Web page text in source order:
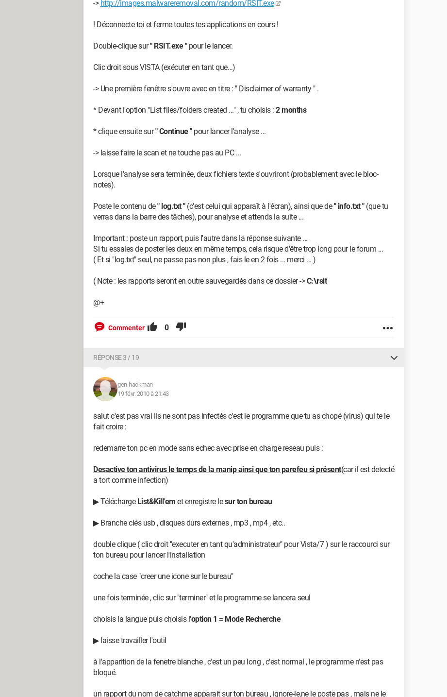
-> http://images.malwareremoval.com/random/RSIT.exe
! Déconnecte toi et ferme toutes tes applications en cours !
Double-clique sur" RSIT.exe " pour le lancer.
Clic droit sous VISTA (exécuter en tant que…)
-> Une première fenêtre s'ouvre avec en titre : " Disclaimer of warranty " .
* Devant l'option "List files/folders created ..." , tu choisis : 2 months
* clique ensuite sur" Continue " pour lancer l'analyse ...
-> laisse faire le scan et ne touche pas au PC ...
Lorsque l'analyse sera terminée, deux fichiers texte s'ouvriront (probablement avec le bloc-
notes).
Poste le contenu de" log.txt " (c'est celui qui apparaît à l'écran), ainsi que de" info.txt " (que tu
verras dans la barre des tâches), pour analyse et attends la suite ...
Important : poste un rapport, puis l'autre dans la réponse suivante ...
Si tu essaies de poster les deux en même temps, cela risque d'être trop long pour le forum ...
( Et si "log.txt" seul, ne passe pas non plus , fais le en 2 fois ... merci ... )
( Note : les rapports seront en outre sauvegardés dans ce dossier ->C:\rsit
@+
Commenter 0
RÉPONSE 3 / 19
gen-hackman
19 févr. 2010 à 21:43
salut c'est pas vrai ils ne sont pas infectés c'est le programme que tu as chopé (virus) qui te le
fait croire :
redemarre ton pc en mode sans echec avec prise en charge reseau puis :
Desactive ton antivirus le temps de la manip ainsi que ton parefeu si présent(car il est detecté
a tort comme infection)
▶ Télécharge List&Kill'em et enregistre lesur ton bureau
▶ Branche clés usb , disques durs externes , mp3 , mp4 , etc..
double clique ( clic droit "executer en tant qu'administrateur" pour Vista/7 ) sur le raccourci sur
ton bureau pour lancer l'installation
coche la case "creer une icone sur le bureau"
une fois terminée , clic sur "terminer" et le programme se lancera seul
choisis la langue puis choisis l'option 1 = Mode Recherche
▶ laisse travailler l'outil
à l'apparition de la fenetre blanche , c'est un peu long , c'est normal , le programme n'est pas
bloqué.
un rapport du nom de catchme apparait sur ton bureau , ignore-le,ne le poste pas , mais ne le